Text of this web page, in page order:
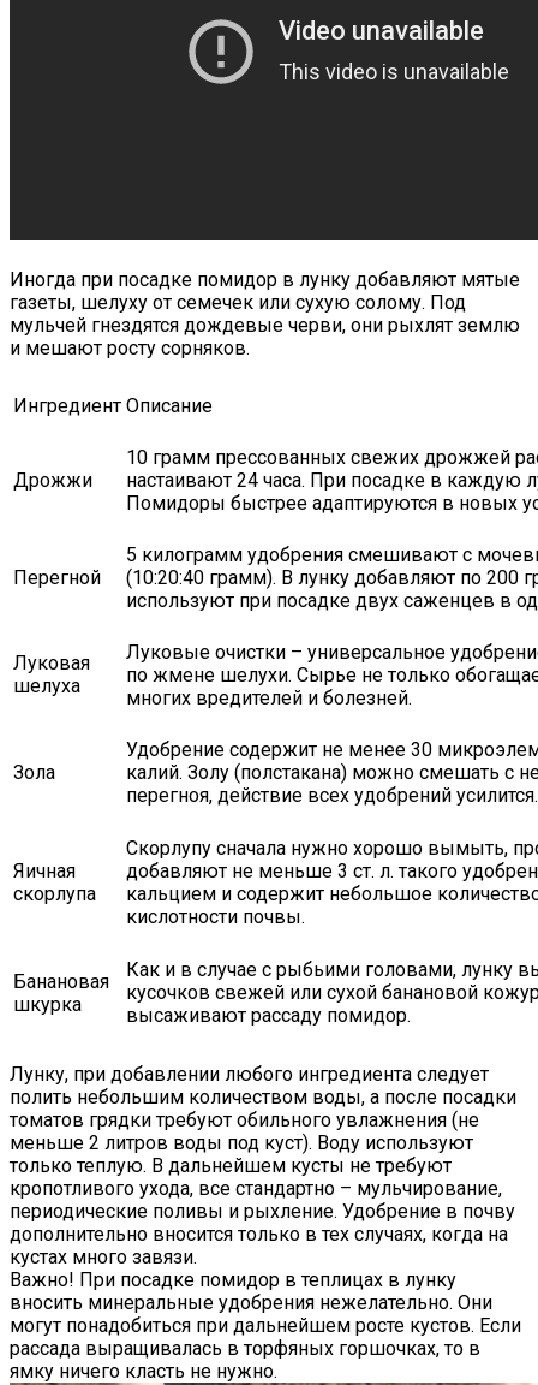
Иногда при посадке помидор в лунку добавляют мятые
газеты, шелуху от семечек или сухую солому. Под
мульчей гнездятся дождевые черви, они рыхлят землю
и мешают росту сорняков.
Ингредиент Описание
Дрожжи
10 грамм прессованных свежих дрожжей
настаивают 24 часа. При посадке в каждую
Помидоры быстрее адаптируются в новых
Перегной
5 килограмм удобрения смешивают с
(10:20:40 грамм). В лунку добавляют по 200
используют при посадке двух саженцев в
Луковая
шелуха
Луковые очистки – универсальное
по жмене шелухи. Сырье не только
многих вредителей и болезней.
Зола
Удобрение содержит не менее 30
калий. Золу (полстакана) можно смешать с
перегноя, действие всех удобрений усилится.
Яичная
скорлупа
Скорлупу сначала нужно хорошо вымыть,
добавляют не меньше 3 ст. л. такого
кальцием и содержит небольшое
кислотности почвы.
Банановая
шкурка
Как и в случае с рыбьими головами, лунку
кусочков свежей или сухой банановой
высаживают рассаду помидор.
Лунку, при добавлении любого ингредиента следует
полить небольшим количеством воды, а после посадки
томатов грядки требуют обильного увлажнения (не
меньше 2 литров воды под куст). Воду используют
только теплую. В дальнейшем кусты не требуют
кропотливого ухода, все стандартно – мульчирование,
периодические поливы и рыхление. Удобрение в почву
дополнительно вносится только в тех случаях, когда на
кустах много завязи.
Важно! При посадке помидор в теплицах в лунку
вносить минеральные удобрения нежелательно. Они
могут понадобиться при дальнейшем росте кустов. Если
рассада выращивалась в торфяных горшочках, то в
ямку ничего класть не нужно.